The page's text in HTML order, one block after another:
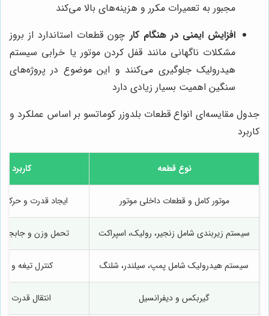
مجبور به تعمیرات مکرر و هزینه‌های بالا می‌کند
افزایش ایمنی در هنگام کار چون قطعات استاندارد از بروز
مشکلات ناگهانی مانند قفل کردن موتور یا خرابی سیستم
هیدرولیک جلوگیری می‌کنند و این موضوع در پروژه‌های
سنگین اهمیت بسیار زیادی دارد
جدول مقایسه‌ای انواع قطعات بلدوزر کوماتسو بر اساس عملکرد و
کاربرد
نوع قطعه کاربرد
موتور کامل و قطعات داخلی موتور ایجاد قدرت و
سیستم زیربندی شامل زنجیر، رولیک، اسپراکت تحمل وزن و
سیستم هیدرولیک شامل پمپ، سیلندر، شلنگ کنترل تیغه و
گیربکس و دیفرانسیل انتقال قدرت